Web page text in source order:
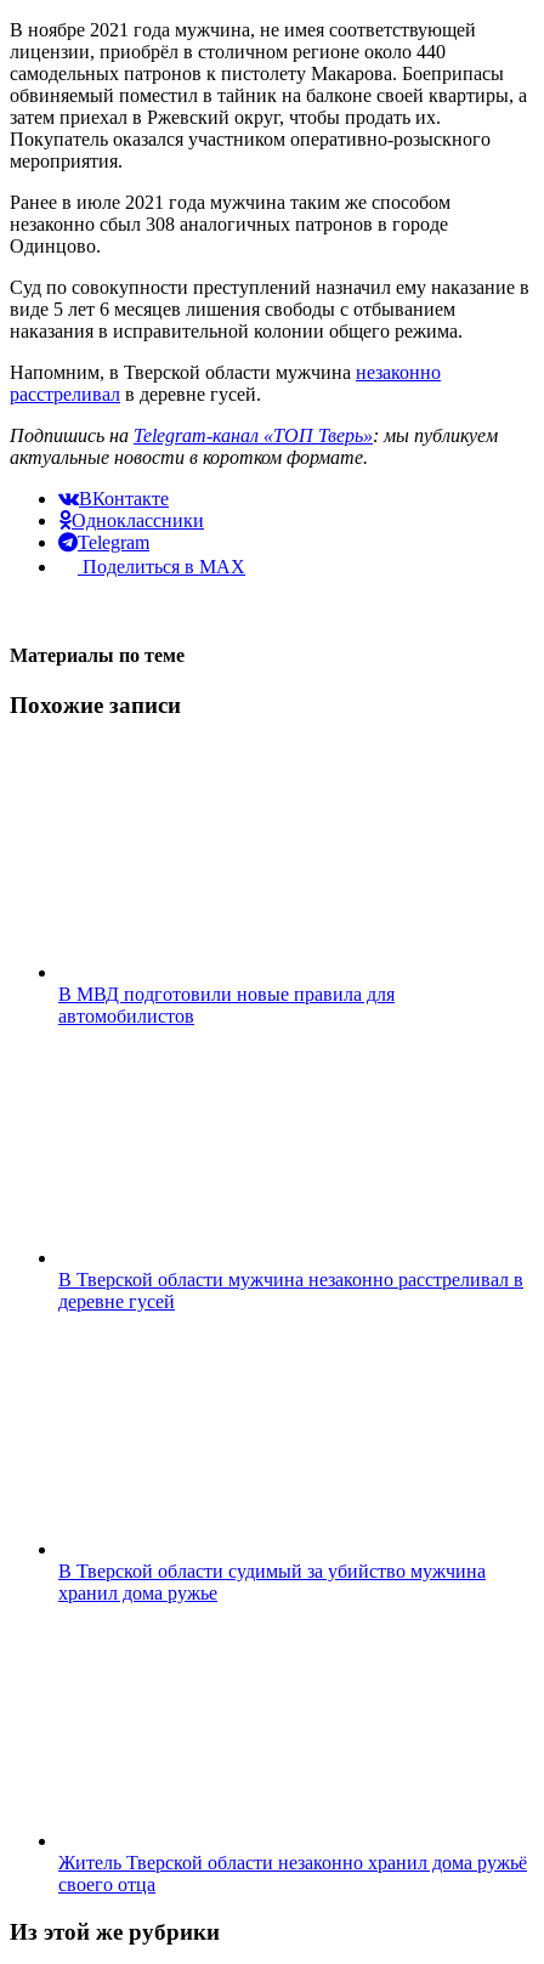
В ноябре 2021 года мужчина, не имея соответствующей
лицензии, приобрёл в столичном регионе около 440
самодельных патронов к пистолету Макарова. Боеприпасы
обвиняемый поместил в тайник на балконе своей квартиры, а
затем приехал в Ржевский округ, чтобы продать их.
Покупатель оказался участником оперативно-розыскного
мероприятия.
Ранее в июле 2021 года мужчина таким же способом
незаконно сбыл 308 аналогичных патронов в городе
Одинцово.
Суд по совокупности преступлений назначил ему наказание в
виде 5 лет 6 месяцев лишения свободы с отбыванием
наказания в исправительной колонии общего режима.
Напомним, в Тверской области мужчина незаконно
расстреливал в деревне гусей.
Подпишись на Telegram-канал «ТОП Тверь»: мы публикуем
актуальные новости в коротком формате.
ВКонтакте
Одноклассники
Telegram
Поделиться в MAX
Материалы по теме
Похожие записи
В МВД подготовили новые правила для
автомобилистов
В Тверской области мужчина незаконно расстреливал в
деревне гусей
В Тверской области судимый за убийство мужчина
хранил дома ружье
Житель Тверской области незаконно хранил дома ружьё
своего отца
Из этой же рубрики